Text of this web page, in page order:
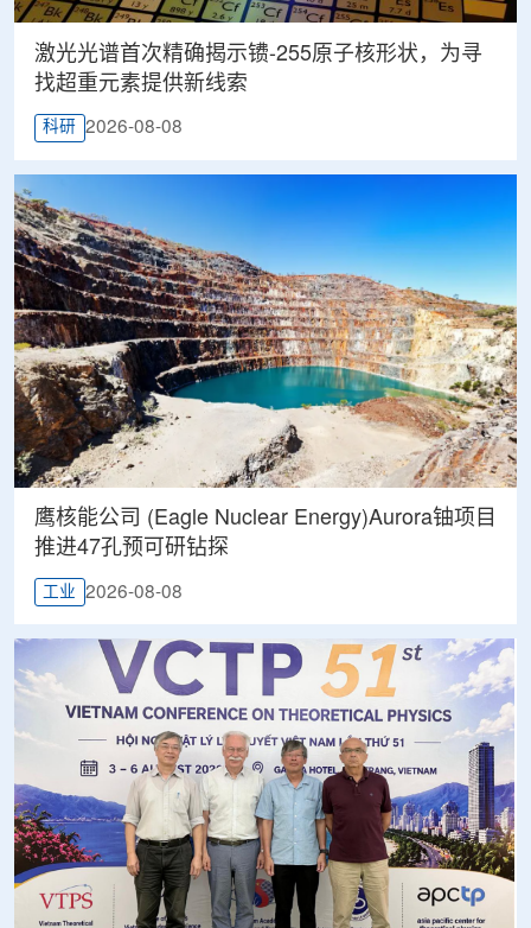
激光光谱首次精确揭示镄-255原子核形状，为寻
找超重元素提供新线索
科研 2026-08-08
鹰核能公司 (Eagle Nuclear Energy)Aurora铀项目
推进47孔预可研钻探
工业 2026-08-08